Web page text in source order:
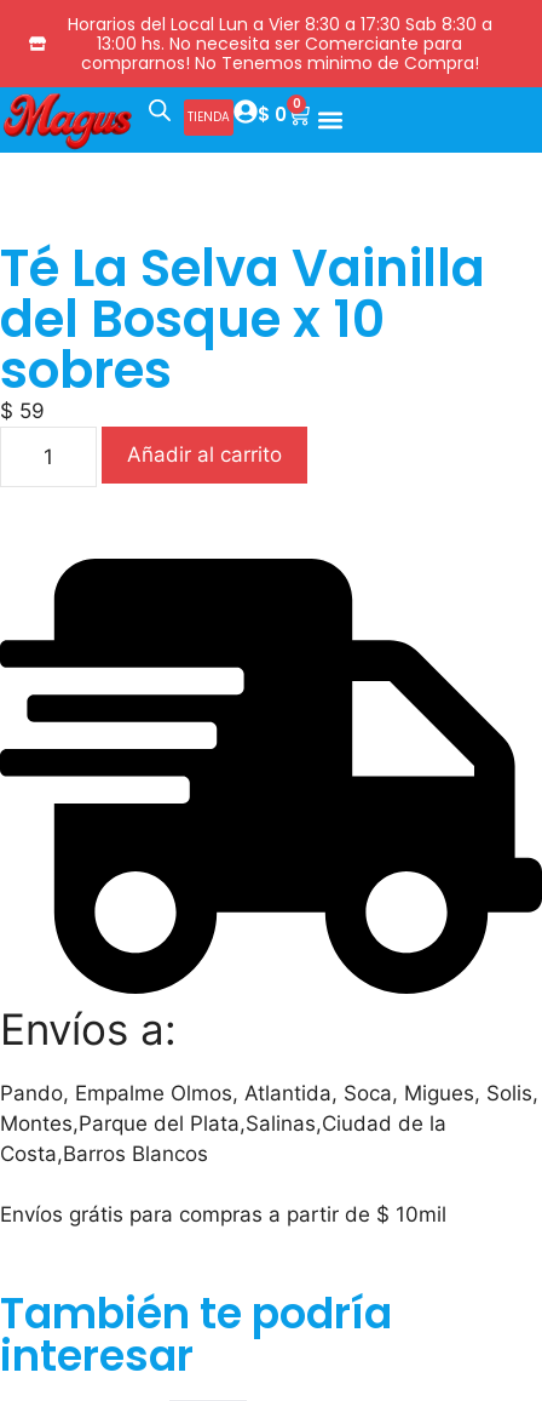
Horarios del Local Lun a Vier 8:30 a 17:30 Sab 8:30 a
13:00 hs. No necesita ser Comerciante para
comprarnos! No Tenemos minimo de Compra!
TIENDA $ 0 0
Té La Selva Vainilla
del Bosque x 10
sobres
$ 59
Añadir al carrito
Envíos a:
Pando, Empalme Olmos, Atlantida, Soca, Migues, Solis,
Montes,Parque del Plata,Salinas,Ciudad de la
Costa,Barros Blancos
Envíos grátis para compras a partir de $ 10mil
También te podría
interesar